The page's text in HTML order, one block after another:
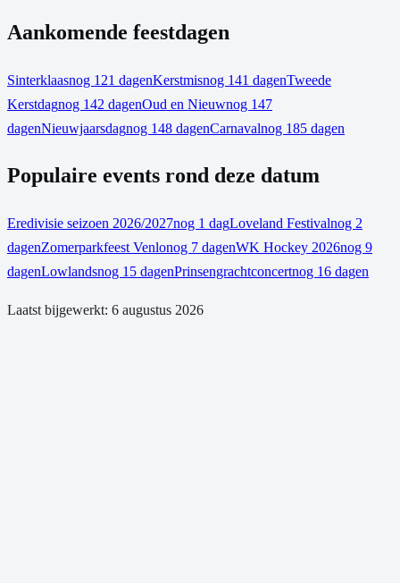
Aankomende feestdagen
Sinterklaasnog 121 dagenKerstmisnog 141 dagenTweede
Kerstdagnog 142 dagenOud en Nieuwnog 147
dagenNieuwjaarsdagnog 148 dagenCarnavalnog 185 dagen
Populaire events rond deze datum
Eredivisie seizoen 2026/2027nog 1 dagLoveland Festivalnog 2
dagenZomerparkfeest Venlonog 7 dagenWK Hockey 2026nog 9
dagenLowlandsnog 15 dagenPrinsengrachtconcertnog 16 dagen
Laatst bijgewerkt: 6 augustus 2026